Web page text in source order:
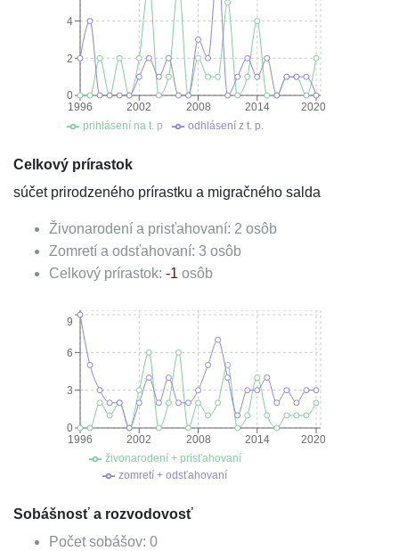
1996 2002 2008 2014 2020
0
2
4
prihlásení na t. p odhlásení z t. p.
Celkový prírastok
súčet prirodzeného prírastku a migračného salda
Živonarodení a prisťahovaní: 2 osôb
Zomretí a odsťahovaní: 3 osôb
Celkový prírastok: -1 osôb
1996 2002 2008 2014 2020
0
3
6
9
živonarodení + prisťahovaní
zomretí + odsťahovaní
Sobášnosť a rozvodovosť
Počet sobášov: 0